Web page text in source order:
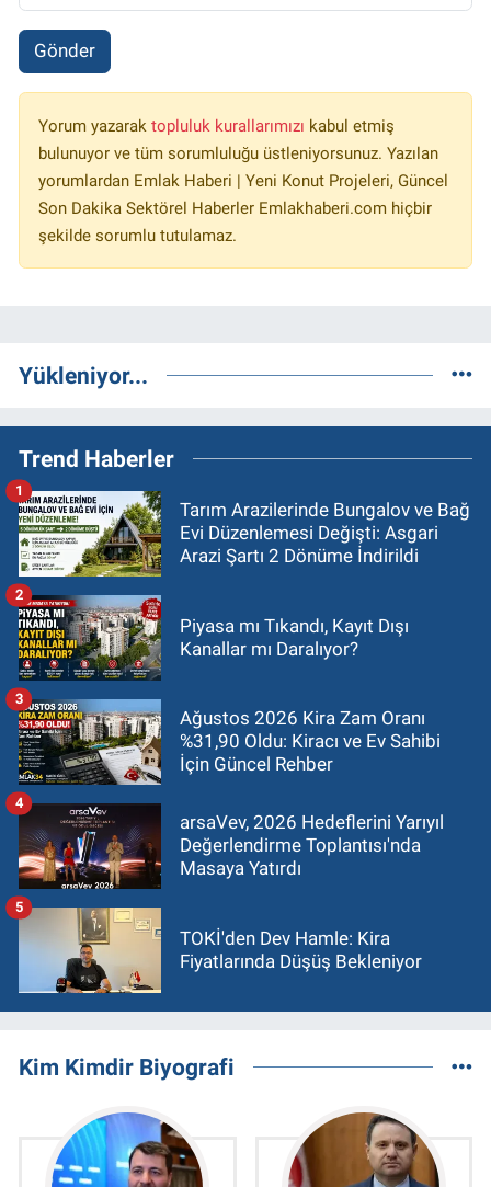
Gönder
Yorum yazarak topluluk kurallarımızı kabul etmiş
bulunuyor ve tüm sorumluluğu üstleniyorsunuz. Yazılan
yorumlardan Emlak Haberi | Yeni Konut Projeleri, Güncel
Son Dakika Sektörel Haberler Emlakhaberi.com hiçbir
şekilde sorumlu tutulamaz.
Yükleniyor...
Trend Haberler
Tarım Arazilerinde Bungalov ve Bağ
Evi Düzenlemesi Değişti: Asgari
Arazi Şartı 2 Dönüme İndirildi
1
Piyasa mı Tıkandı, Kayıt Dışı
Kanallar mı Daralıyor?
2
Ağustos 2026 Kira Zam Oranı
%31,90 Oldu: Kiracı ve Ev Sahibi
İçin Güncel Rehber
3
arsaVev, 2026 Hedeflerini Yarıyıl
Değerlendirme Toplantısı'nda
Masaya Yatırdı
4
TOKİ'den Dev Hamle: Kira
Fiyatlarında Düşüş Bekleniyor
5
Kim Kimdir Biyografi